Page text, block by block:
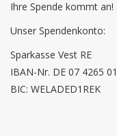
Ihre Spende kommt an!
Unser Spendenkonto:
Sparkasse Vest RE
IBAN-Nr. DE 07 4265
BIC: WELADED1REK